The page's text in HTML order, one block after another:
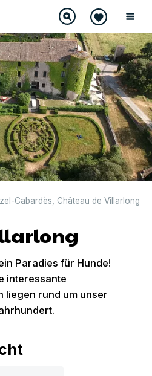
Cabardès
Château de Villarlong
Paradies für Hunde!
interessante
liegen rund um unser